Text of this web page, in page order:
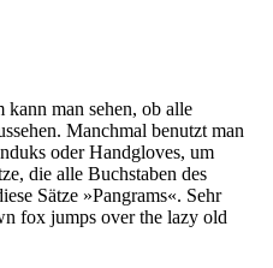
man sehen, ob alle
Manchmal benutzt man
oder Handgloves, um
die alle Buchstaben des
Sätze »Pangrams«. Sehr
fox jumps over the lazy old